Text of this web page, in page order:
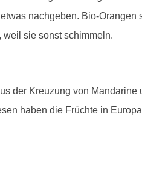
nachgeben. Bio-
weil sie sonst schimmeln.
der Kreuzung von
haben die Früchte in